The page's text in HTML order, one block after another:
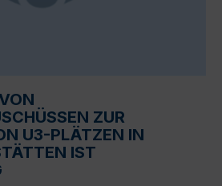
ZUR
U3-PLÄTZEN IN
IST